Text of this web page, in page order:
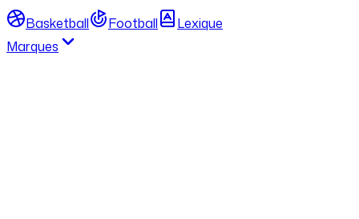
Basketball Football
Lexique
Marques